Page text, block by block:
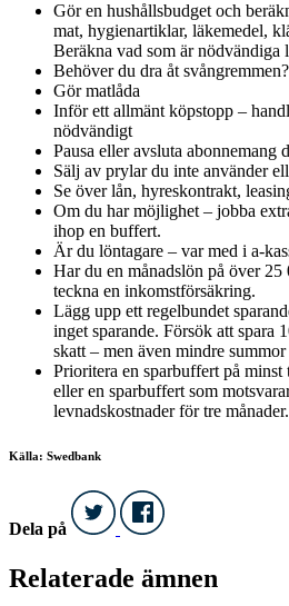
Gör en hushållsbudget och
mat, hygienartiklar, läkemedel,
Beräkna vad som är nödvändiga
Behöver du dra åt svångremmen?
Gör matlåda
Inför ett allmänt köpstopp –
nödvändigt
Pausa eller avsluta abonnemang
Sälj av prylar du inte använder
Se över lån, hyreskontrakt,
Om du har möjlighet – jobba
ihop en buffert.
Är du löntagare – var med i a-
Har du en månadslön på över
teckna en inkomstförsäkring.
Lägg upp ett regelbundet
inget sparande. Försök att spara
skatt – men även mindre
Prioritera en sparbuffert på minst
eller en sparbuffert som
levnadskostnader för tre månader.
Källa: Swedbank
Dela på
Relaterade ämnen